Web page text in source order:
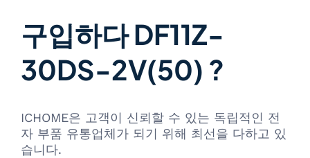
구입하다 DF11Z-
30DS-2V(50) ?
ICHOME은 고객이 신뢰할 수 있는 독립적인 전
자 부품 유통업체가 되기 위해 최선을 다하고 있
습니다.